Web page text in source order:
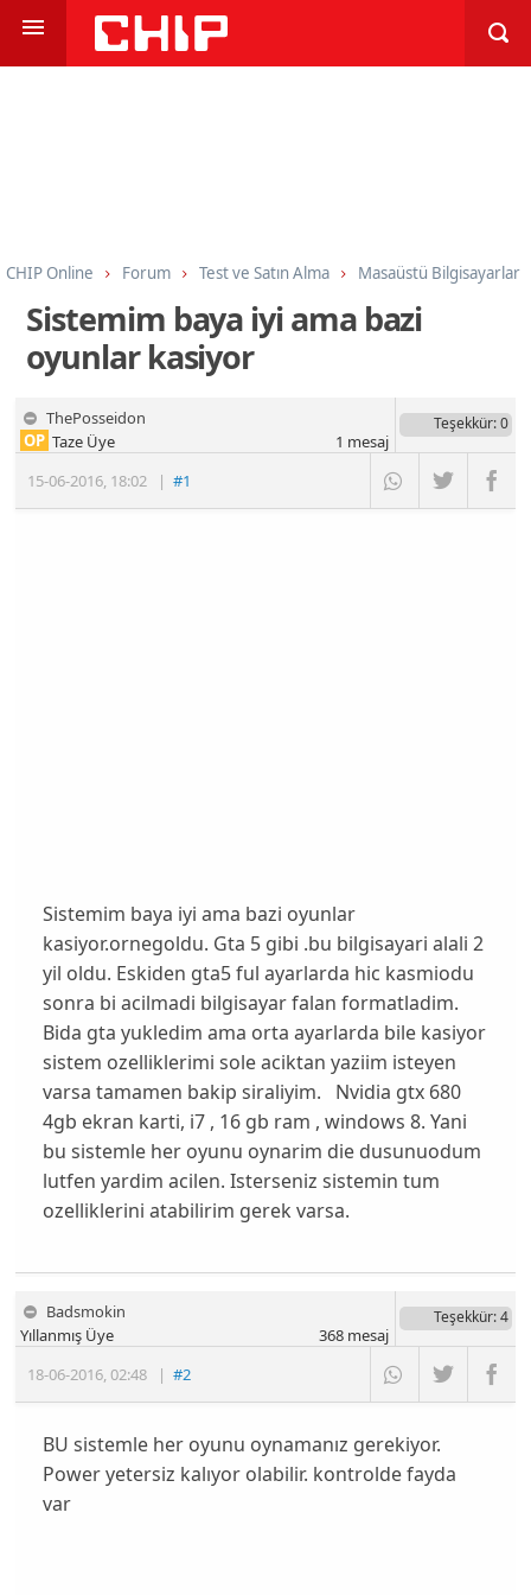
CHIP Online Forum Test ve Satın Alma Masaüstü Bilgisayarlar
Sistemim baya iyi ama bazi
oyunlar kasiyor
ThePosseidon
15-06-2016, 18:02 |#1
OP Taze Üye
Teşekkür: 0
1 mesaj
Sistemim baya iyi ama bazi oyunlar
kasiyor.ornegoldu. Gta 5 gibi .bu bilgisayari alali 2
yil oldu. Eskiden gta5 ful ayarlarda hic kasmiodu
sonra bi acilmadi bilgisayar falan formatladim.
Bida gta yukledim ama orta ayarlarda bile kasiyor
sistem ozelliklerimi sole aciktan yaziim isteyen
varsa tamamen bakip siraliyim. Nvidia gtx 680
4gb ekran karti, i7 , 16 gb ram , windows 8. Yani
bu sistemle her oyunu oynarim die dusunuodum
lutfen yardim acilen. Isterseniz sistemin tum
ozelliklerini atabilirim gerek varsa.
Badsmokin
18-06-2016,02:48 |#2
Yıllanmış Üye
Teşekkür: 4
368mesaj
BU sistemle her oyunu oynamanız gerekiyor.
Power yetersiz kalıyor olabilir. kontrolde fayda
var